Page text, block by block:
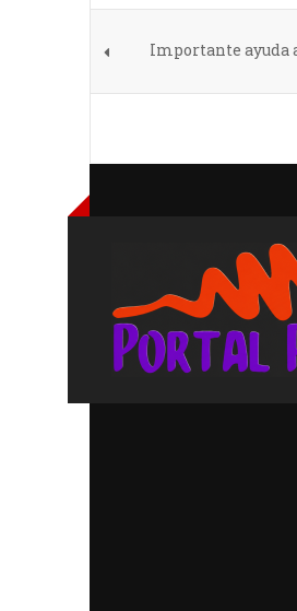
Importante ayuda